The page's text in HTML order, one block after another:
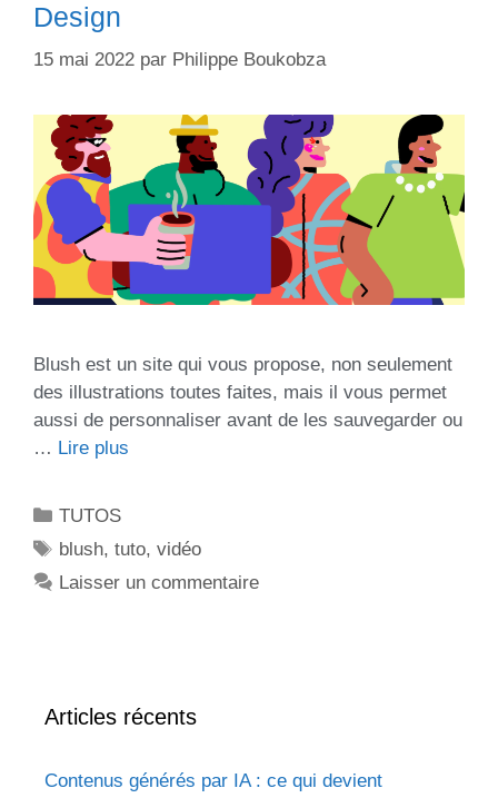
Design
15 mai 2022 par Philippe Boukobza
Blush est un site qui vous propose, non seulement
des illustrations toutes faites, mais il vous permet
aussi de personnaliser avant de les sauvegarder ou
… Lire plus
TUTOS
blush,tuto,vidéo
Laisser un commentaire
Articles récents
Contenus générés par IA : ce qui devient